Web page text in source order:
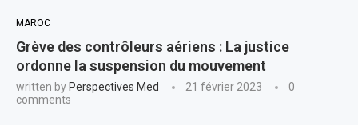
MAROC
Grève des contrôleurs aériens : La justice
ordonne la suspension du mouvement
written by Perspectives Med 21 février 2023
0
comments